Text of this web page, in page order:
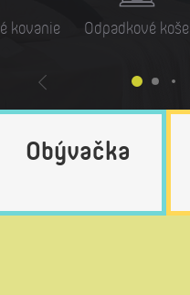
kovanie Odpadkové koše
Obývačka